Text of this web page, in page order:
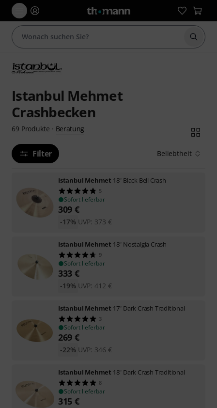
Suche
Istanbul Mehmet
Crashbecken
69 Produkte · Beratung
Filter Beliebtheit
Istanbul Mehmet 18" Black Bell Crash
5
Sofort lieferbar
309 €
UVP: 373 €
-17%
Istanbul Mehmet 18" Nostalgia Crash
9
Sofort lieferbar
333 €
UVP: 412 €
-19%
Istanbul Mehmet 17" Dark Crash Traditional
3
Sofort lieferbar
269 €
UVP: 346 €
-22%
Istanbul Mehmet 18" Dark Crash Traditional
8
Sofort lieferbar
315 €